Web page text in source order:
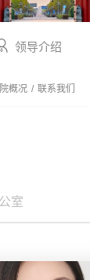
领导介绍
概况 / 联系我们
室